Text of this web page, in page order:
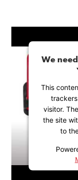
We
This
visitor.
the site
to